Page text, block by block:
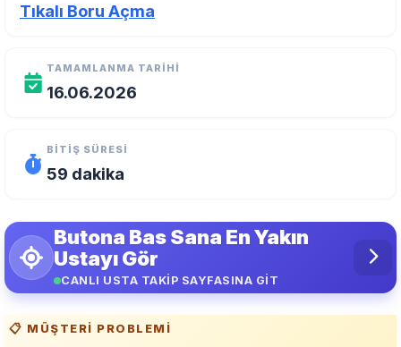
Tıkalı Boru Açma
TAMAMLANMA TARIHI
16.06.2026
BITIŞ SÜRESI
59 dakika
Butona Bas Sana En Yakın
Ustayı Gör
CANLI USTA TAKİP SAYFASINA GİT
📋 MÜŞTERI PROBLEMI